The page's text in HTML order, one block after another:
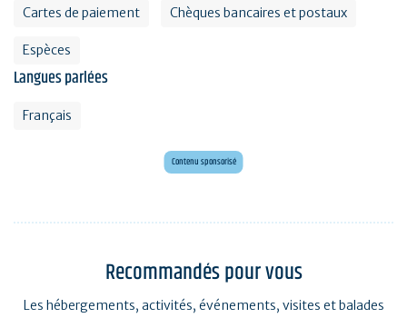
Cartes de paiement Chèques bancaires et postaux
Espèces
Langues parlées
Français
Contenu sponsorisé
Maxi mini golf 26 trous à deux pas de l'océan
Recommandés pour vous
Les hébergements, activités, événements, visites et balades